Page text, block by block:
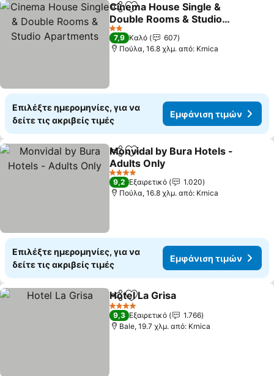
Κοινοποίηση
Προσθήκη στα αγαπημένα
Cinema House Single &
Double Rooms & Studio
Apartments
Εμφάνιση τιμών
2 Αστέρια
7,9 Καλό
607
Πούλα, 16.8 χλμ. από: Krnica
Επιλέξτε ημερομηνίες, για να
δείτε τις ακριβείς τιμές
Εμφάνιση τιμών
Κοινοποίηση
Προσθήκη στα αγαπημένα
Monvidal by Bura Hotels -
Adults Only
Εμφάνιση τιμών
4 Αστέρια
9,2 Εξαιρετικό
1.020
Πούλα, 16.8 χλμ. από: Krnica
Επιλέξτε ημερομηνίες, για να
δείτε τις ακριβείς τιμές
Εμφάνιση τιμών
Κοινοποίηση
Προσθήκη στα αγαπημένα
Hotel La Grisa
4 Αστέρια
9,3 Εξαιρετικό
1.766
Bale, 19.7 χλμ. από: Krnica